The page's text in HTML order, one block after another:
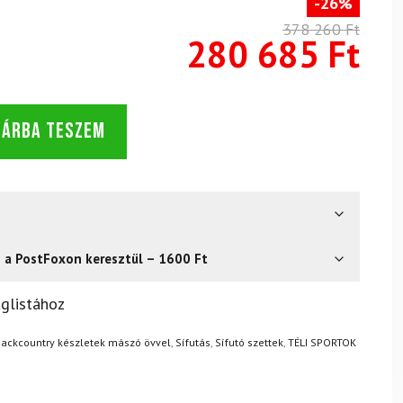
378 260 Ft
280 685 Ft
TESZEM
a PostFoxon keresztül – 1600 Ft
gond – a terméket egyszerűen visszaküldheti 14
készletek mászó övvel Sífutás Sífutó szettek, TÉLI SPORTOK